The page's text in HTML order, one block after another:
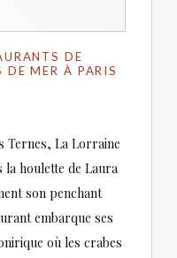
DE
MER À PARIS
Ternes, La Lorraine
la houlette de Laura
son penchant
embarque ses
où les crabes